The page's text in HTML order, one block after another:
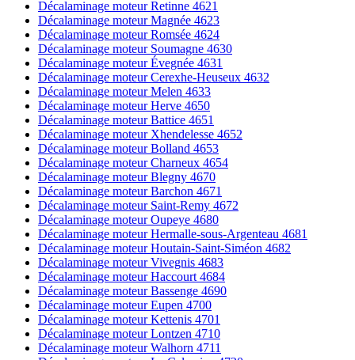
Décalaminage moteur Retinne 4621
Décalaminage moteur Magnée 4623
Décalaminage moteur Romsée 4624
Décalaminage moteur Soumagne 4630
Décalaminage moteur Évegnée 4631
Décalaminage moteur Cerexhe-Heuseux 4632
Décalaminage moteur Melen 4633
Décalaminage moteur Herve 4650
Décalaminage moteur Battice 4651
Décalaminage moteur Xhendelesse 4652
Décalaminage moteur Bolland 4653
Décalaminage moteur Charneux 4654
Décalaminage moteur Blegny 4670
Décalaminage moteur Barchon 4671
Décalaminage moteur Saint-Remy 4672
Décalaminage moteur Oupeye 4680
Décalaminage moteur Hermalle-sous-Argenteau 4681
Décalaminage moteur Houtain-Saint-Siméon 4682
Décalaminage moteur Vivegnis 4683
Décalaminage moteur Haccourt 4684
Décalaminage moteur Bassenge 4690
Décalaminage moteur Eupen 4700
Décalaminage moteur Kettenis 4701
Décalaminage moteur Lontzen 4710
Décalaminage moteur Walhorn 4711